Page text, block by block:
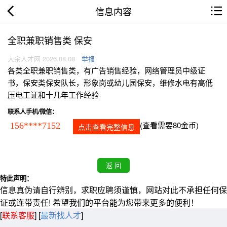
信息内容
全职兼职销售类 保安
大余人才网 2026.08.08 举报
各类全职兼职销售类，有广告销售经验，网络管理员中级证
书，保安类保安队长，形象岗或幼儿园保安，维修水电有高低
压电工证和十几年工作经验
联系人手机/微信：
156****7152 点击查看完整信息 (查看需要80金币)
特此声明：
信息真伪请自行辨别，求职应聘须谨慎，网站对此不承担任何保
证或连带责任! 希望我们的平台能为您带来更多的便利！
[联系客服] [最新找人才]